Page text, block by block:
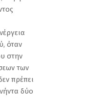
όταν
στην
των
πρέπει
δύο